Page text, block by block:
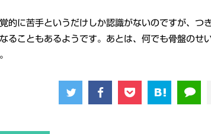
的に苦手というだけしか認識がないのですが、つ
ることもあるようです。あとは、何でも骨盤のせ